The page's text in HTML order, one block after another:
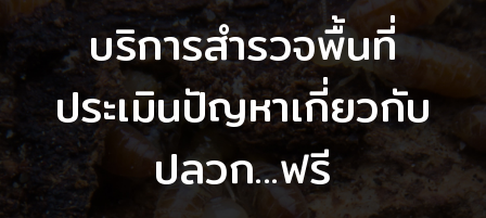
บริการสำรวจพื้นที่
ประเมินปัญหาเกี่ยวกับ
ปลวก...ฟรี